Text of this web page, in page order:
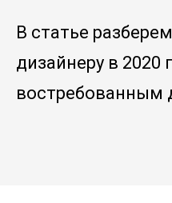
В статье
дизайнеру в 2020
востребованным